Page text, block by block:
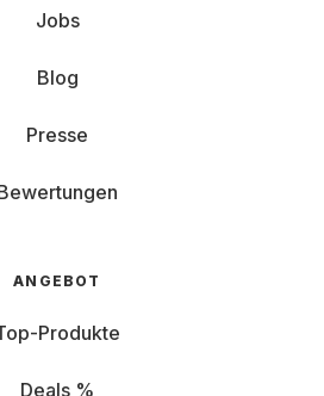
Jobs
Blog
Presse
ANGEBOT
Produkte
Deals %